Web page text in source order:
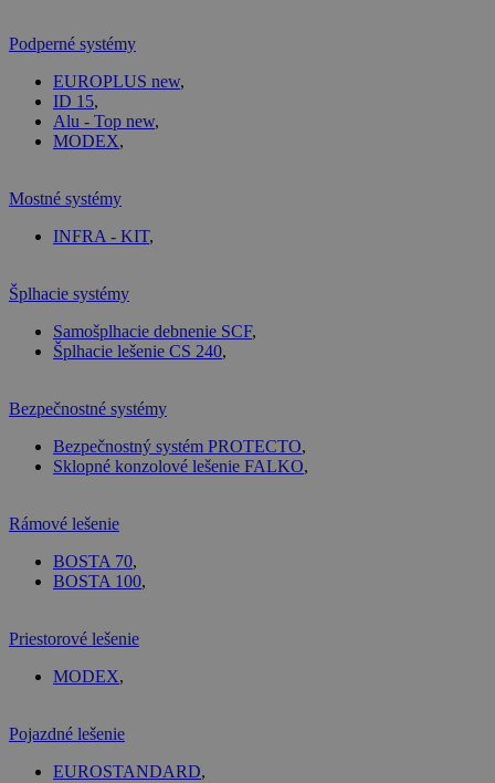
Podperné systémy
EUROPLUS new,
ID 15,
Alu - Top new,
MODEX,
Mostné systémy
INFRA - KIT,
Šplhacie systémy
Samošplhacie debnenie SCF,
Šplhacie lešenie CS 240,
Bezpečnostné systémy
Bezpečnostný systém PROTECTO,
Sklopné konzolové lešenie FALKO,
Rámové lešenie
BOSTA 70,
BOSTA 100,
Priestorové lešenie
MODEX,
Pojazdné lešenie
EUROSTANDARD,